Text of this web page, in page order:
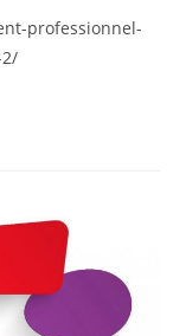
professionnel-